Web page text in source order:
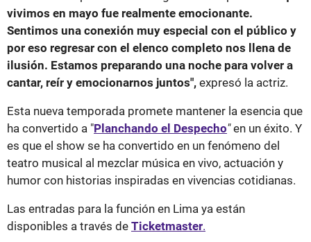
vivimos en mayo fue realmente emocionante.
Sentimos una conexión muy especial con el público y
por eso regresar con el elenco completo nos llena de
ilusión. Estamos preparando una noche para volver a
cantar, reír y emocionarnos juntos", expresó la actriz.
Esta nueva temporada promete mantener la esencia que
ha convertido a "Planchando el Despecho"en un éxito. Y
es que el show se ha convertido en un fenómeno del
teatro musical al mezclar música en vivo, actuación y
humor con historias inspiradas en vivencias cotidianas.
Las entradas para la función en Lima ya están
disponibles a través de Ticketmaster.